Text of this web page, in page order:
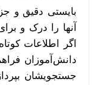
بایستی دقیق و
آنها را درک و
اگر اطلاعات
دانش‌آموزان
جستجویشان